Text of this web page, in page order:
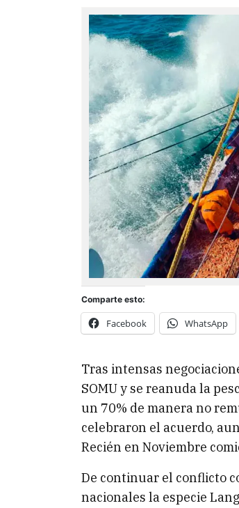
Comparte esto:
Facebook WhatsApp
Tras intensas
SOMU y se reanuda la
un 70% de manera no
celebraron el acuerdo,
Recién en Noviembre
De continuar el conflicto
nacionales la especie